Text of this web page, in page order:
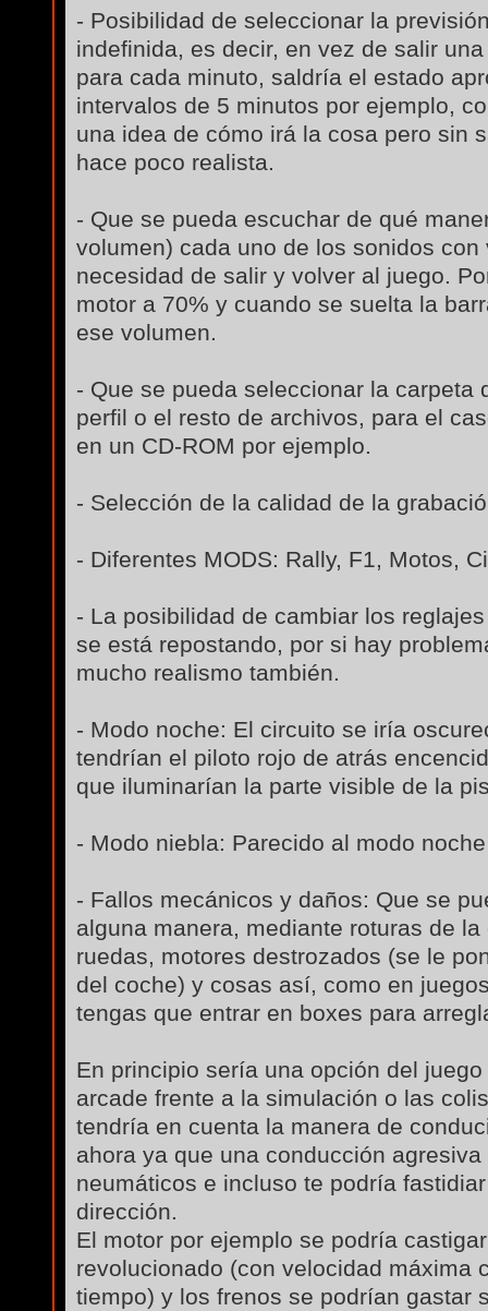
- Posibilidad de seleccionar la
indefinida, es decir, en vez de salir
para cada minuto, saldría el estado
intervalos de 5 minutos por ejemplo,
una idea de cómo irá la cosa pero sin
hace poco realista.
- Que se pueda escuchar de qué
volumen) cada uno de los sonidos
necesidad de salir y volver al juego.
motor a 70% y cuando se suelta la
ese volumen.
- Que se pueda seleccionar la carpeta
perfil o el resto de archivos, para el
en un CD-ROM por ejemplo.
- Selección de la calidad de la
- Diferentes MODS: Rally, F1, Motos,
- La posibilidad de cambiar los
se está repostando, por si hay
mucho realismo también.
- Modo noche: El circuito se iría
tendrían el piloto rojo de atrás
que iluminarían la parte visible de la
- Modo niebla: Parecido al modo
- Fallos mecánicos y daños: Que se
alguna manera, mediante roturas de
ruedas, motores destrozados (se le
del coche) y cosas así, como en
tengas que entrar en boxes para
En principio sería una opción del
arcade frente a la simulación o las
tendría en cuenta la manera de
ahora ya que una conducción
neumáticos e incluso te podría
dirección.
El motor por ejemplo se podría
revolucionado (con velocidad máxima
tiempo) y los frenos se podrían gastar